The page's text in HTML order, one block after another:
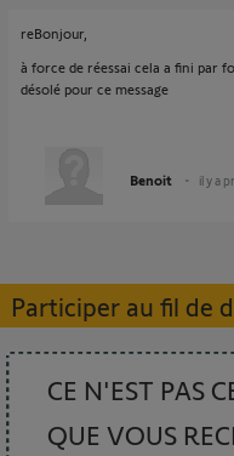
reBonjour,
à force de réessai cela a fini par
désolé pour ce message
Benoit il y a
Participer au fil de
CE N'EST PAS
QUE VOUS